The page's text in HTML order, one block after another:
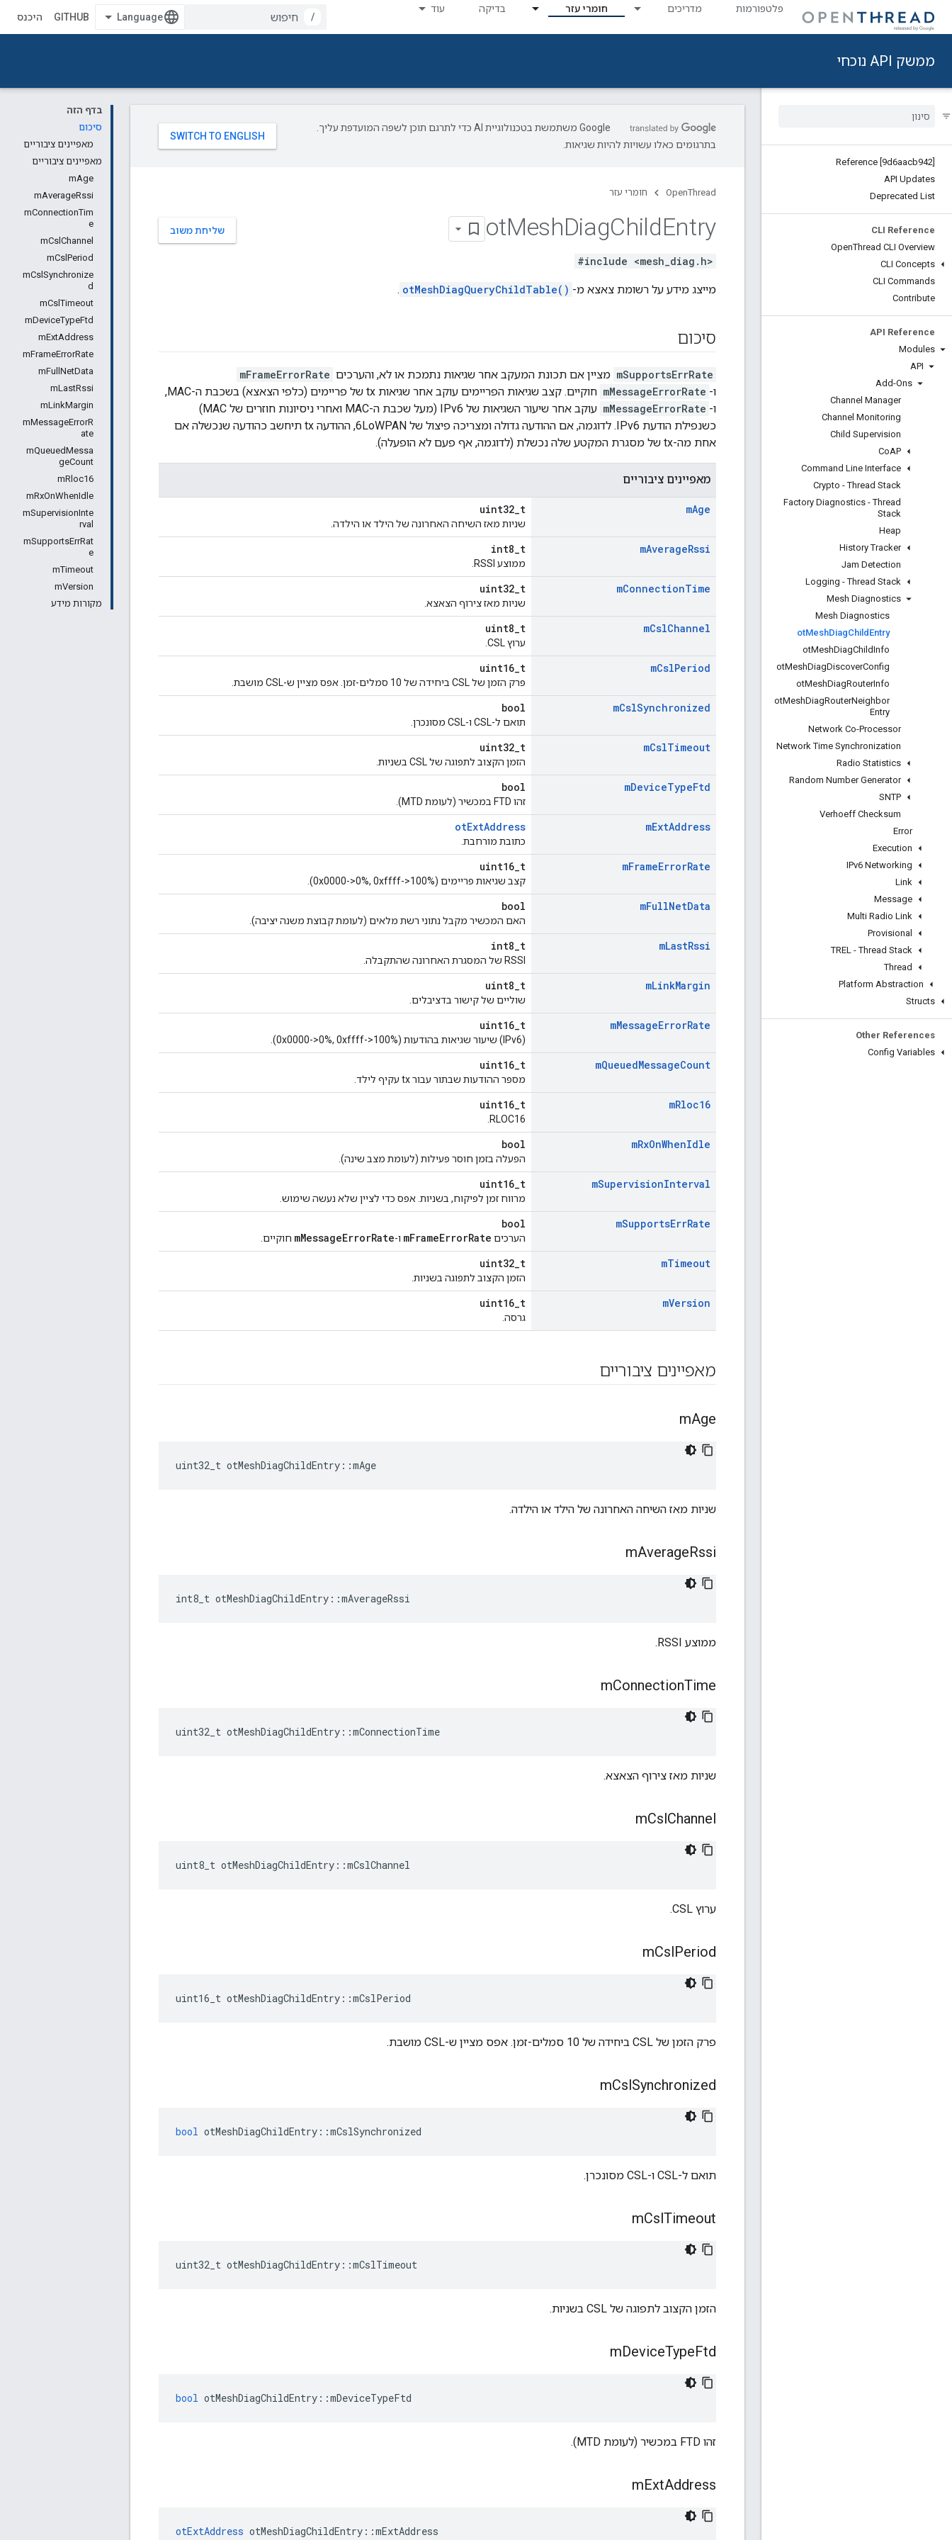
פלטפורמות מדריכים חומרי עזר בדיקה עוד
/
GITHUB היכנס
ממשק API נוכחי
Reference [9d6aacb942]
API Updates
Deprecated List
CLI Reference
OpenThread CLI Overview
CLI Concepts
CLI Commands
Contribute
API Reference
Modules
API
Add-Ons
Channel Manager
Channel Monitoring
Child Supervision
CoAP
Command Line Interface
Crypto - Thread Stack
Factory Diagnostics - Thread
Stack
Heap
History Tracker
Jam Detection
Logging - Thread Stack
Mesh Diagnostics
Mesh Diagnostics
otMeshDiagChild Entry
otMeshDiagChildInfo
otMeshDiagDiscoverConfig
otMeshDiagRouterInfo
otMeshDiagRouterNeighbor
Entry
Network Co-Processor
Network Time Synchronization
Radio Statistics
Random Number Generator
SNTP
Verhoeff Checksum
Error
Execution
IPv6 Networking
Link
Message
Multi Radio Link
Provisional
TREL - Thread Stack
Thread
Platform Abstraction
Structs
Other References
Config Variables
בדף הזה
סיכום
מאפיינים ציבוריים
מאפיינים ציבוריים
mAge
mAverageRssi
mConnectionTim
e
mCslChannel
mCslPeriod
mCslSynchronize
d
mCslTimeout
mDeviceTypeFtd
mExtAddress
mFrameErrorRate
mFullNetData
mLastRssi
mLinkMargin
mMessageErrorR
ate
mQueuedMessa
geCount
mRloc16
mRxOnWhenIdle
mSupervisionInte
rval
mSupportsErrRat
e
mTimeout
mVersion
מקורות מידע
‫Google משתמשת בטכנולוגיית AI כדי לתרגם תוכן לשפה המועדפת עליך.
בתרגומים כאלו עשויות להיות שגיאות.
OpenThread חומרי עזר
שליחת משוב otMeshDiagChildEntry
#include <mesh_diag.h>
מייצג מידע על רשומת צאצא מ- otMeshDiagQueryChildTable()
.
סיכום
mSupportsErrRate מציין אם תכונת המעקב אחר שגיאות נתמכת או לא, והערכים mFrameErrorRate
ו- mMessageErrorRate
חוקיים. קצב שגיאות הפריימים עוקב אחר שגיאות tx של פריימים (כלפי הצאצא) בשכבת ה-MAC,
ו- mMessageErrorRate
עוקב אחר שיעור השגיאות של IPv6 (מעל שכבת ה-MAC ואחרי ניסיונות חוזרים של MAC)
כשנפילת הודעת IPv6. לדוגמה, אם ההודעה גדולה ומצריכה פיצול של 6LoWPAN, ההודעה tx תיחשב כהודעה שנכשלה אם
אחת מה-tx של מסגרת המקטע שלה נכשלת (לדוגמה, אף פעם לא הופעלה).
מאפיינים ציבוריים
mAge
uint32_t
שניות מאז השיחה האחרונה של הילד או הילדה.
mAverageRssi
int8_t
ממוצע RSSI.
mConnectionTime
uint32_t
שניות מאז צירוף הצאצא.
mCslChannel
uint8_t
ערוץ CSL.
mCslPeriod
uint16_t
פרק הזמן של CSL ביחידה של 10 סמלים-זמן. אפס מציין ש-CSL מושבת.
mCslSynchronized
bool
תואם ל-CSL ו-CSL מסונכרן.
mCslTimeout
uint32_t
הזמן הקצוב לתפוגה של CSL בשניות.
mDeviceTypeFtd
bool
זהו FTD במכשיר (לעומת MTD).
mExtAddress
otExtAddress
כתובת מורחבת.
mFrameErrorRate
uint16_t
קצב שגיאות פריימים (0x0000->0%, 0xffff->100%).
mFullNetData
bool
האם המכשיר מקבל נתוני רשת מלאים (לעומת קבוצת משנה יציבה).
mLastRssi
int8_t
RSSI של המסגרת האחרונה שהתקבלה.
mLinkMargin
uint8_t
שוליים של קישור בדציבלים.
mMessageErrorRate
uint16_t
(IPv6) שיעור שגיאות בהודעות (0x0000->0%, 0xffff->100%).
mQueuedMessageCount
uint16_t
מספר ההודעות שבתור עבור tx עקיף לילד.
mRloc16
uint16_t
RLOC16.
mRxOnWhenIdle
bool
הפעלה בזמן חוסר פעילות (לעומת מצב שינה).
mSupervisionInterval
uint16_t
מרווח זמן לפיקוח, בשניות. אפס כדי לציין שלא נעשה שימוש.
mSupportsErrRate
bool
הערכים mFrameErrorRate ו-mMessageErrorRate חוקיים.
mTimeout
uint32_t
הזמן הקצוב לתפוגה בשניות.
mVersion
uint16_t
גרסה.
מאפיינים ציבוריים
mAge
uint32_t otMeshDiagChildEntry ::mAge
שניות מאז השיחה האחרונה של הילד או הילדה.
mAverageRssi
int8_t otMeshDiagChildEntry ::mAverageRssi
ממוצע RSSI.
mConnectionTime
uint32_t otMeshDiagChildEntry ::mConnectionTime
שניות מאז צירוף הצאצא.
mCslChannel
uint8_t otMeshDiagChildEntry ::mCslChannel
ערוץ CSL.
mCslPeriod
uint16_t otMeshDiagChildEntry ::mCslPeriod
פרק הזמן של CSL ביחידה של 10 סמלים-זמן. אפס מציין ש-CSL מושבת.
mCslSynchronized
bool otMeshDiagChildEntry ::mCslSynchronized
תואם ל-CSL ו-CSL מסונכרן.
mCslTimeout
uint32_t otMeshDiagChildEntry ::mCslTimeout
הזמן הקצוב לתפוגה של CSL בשניות.
mDeviceTypeFtd
bool otMeshDiagChildEntry ::mDeviceTypeFtd
זהו FTD במכשיר (לעומת MTD).
mExtAddress
otExtAddress otMeshDiagChildEntry ::mExtAddress